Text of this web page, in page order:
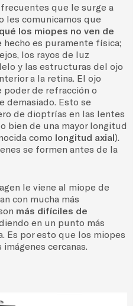
que le surge a
les comunicamos que
los miopes no ven de
hecho es puramente física;
los rayos de luz
y las estructuras del ojo
a la retina. El ojo
poder de refracción o
demasiado. Esto se
de dioptrías en las lentes
bien de una mayor longitud
como longitud axial).
se formen antes de la
le viene al miope de
con mucha más
más difíciles de
en un punto más
Es por esto que los miopes
cercanas.